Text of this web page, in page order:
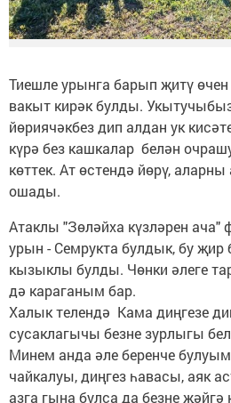
Тиешле урынга барып җитү
вакыт кирәк булды.
йөриячәкбез дип алдан ук
күрә без кашкалар белән
көттек. Ат өстендә йөрү,
ошады.
Атаклы "Зөләйха күзләрен
урын - Семрукта булдык, бу җир
кызыклы булды. Чөнки әлеге
дә караганым бар.
Халык телендә Кама диңгезе
сусаклагычы безне зурлыгы
Минем анда әле беренче
чайкалуы, диңгез һавасы, аяк
азга гына булса да безне җәйгә